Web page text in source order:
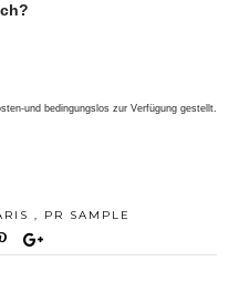
und bedingungslos zur Verfügung gestellt.
, PR SAMPLE